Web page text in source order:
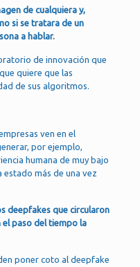
de cualquiera y,
si se tratara de un
a hablar.
de innovación que
quiere que las
de sus algoritmos.
ven en el
por ejemplo,
humana de muy bajo
estado más de una vez
deepfakes que circularon
el paso del tiempo la
poner coto al deepfake